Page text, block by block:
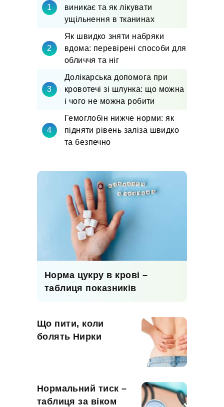
виникає та як лікувати
ущільнення в тканинах
Як швидко зняти набряки
вдома: перевірені способи для
обличчя та ніг
Долікарська допомога при
кровотечі зі шлунка: що можна
і чого не можна робити
Гемоглобін нижче норми: як
підняти рівень заліза швидко
та безпечно
Норма цукру в крові –
таблиця показників
Що пити, коли
болять Нирки
Нормальний тиск –
таблиця за віком